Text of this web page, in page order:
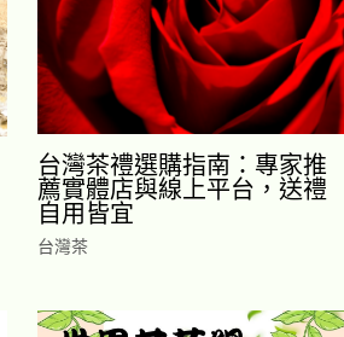
台灣茶禮選購指南：專家推
薦實體店與線上平台，送禮
自用皆宜
台灣茶